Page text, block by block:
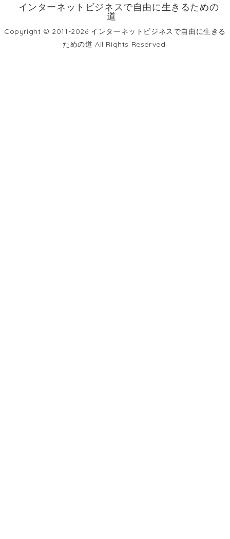
インターネットビジネスで自由に生きるための
道
Copyright © 2011-2026 インターネットビジネスで自由に生きる
ための道 All Rights Reserved.